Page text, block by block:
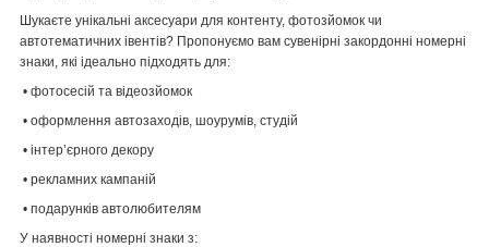
Шукаєте унікальні аксесуари для контенту, фотозйомок чи
автотематичних івентів? Пропонуємо вам сувенірні закордонні номерні
знаки, які ідеально підходять для:
• фотосесій та відеозйомок
• оформлення автозаходів, шоурумів, студій
• інтер’єрного декору
• рекламних кампаній
• подарунків автолюбителям
У наявності номерні знаки з: